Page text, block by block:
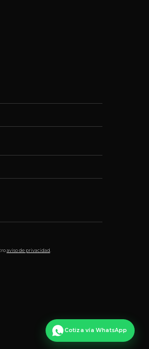
aviso de privacidad
Cotiza vía WhatsApp